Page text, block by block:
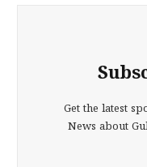
Get the latest
News about